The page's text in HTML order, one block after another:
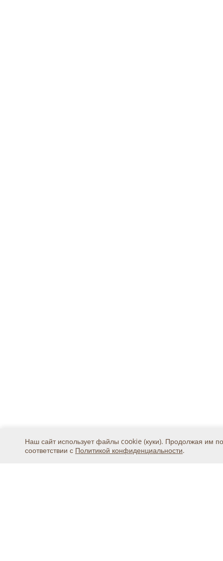
Наш сайт использует файлы cookie (куки). Продолжая им
соответствии с Политикой конфиденциальности.